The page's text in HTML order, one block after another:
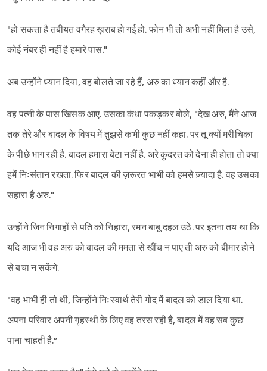
"हो सकता है तबीयत वगैरह ख़राब हो गई हो. फोन भी तो अभी नहीं मिला है उसे,
कोई नंबर ही नहीं है हमारे पास."
अब उन्होंने ध्यान दिया, वह बोलते जा रहे हैं, अरु का ध्यान कहीं और है.
वह पत्नी के पास खिसक आए. उसका कंधा पकड़कर बोले, "देख अरु, मैंने आज
तक तेरे और बादल के विषय में तुझसे कभी कुछ नहीं कहा. पर तू क्यों मरीचिका
के पीछे भाग रही है. बादल हमारा बेटा नहीं है. अरे कुदरत को देना ही होता तो क्या
हमें निःसंतान रखता. फिर बादल की ज़रूरत भाभी को हमसे ज़्यादा है. वह उसका
सहारा है अरु."
उन्होंने जिन निगाहों से पति को निहारा, रमन बाबू दहल उठे. पर इतना तय था कि
यदि आज भी वह अरु को बादल की ममता से खींच न पाए ती अरु को बीमार होने
से बचा न सकेंगे.
"वह भाभी ही तो थी, जिन्होंने निःस्वार्थ तेरी गोद में बादल को डाल दिया था.
अपना परिवार अपनी गृहस्थी के लिए वह तरस रही है, बादल में वह सब कुछ
पाना चाहती है.”